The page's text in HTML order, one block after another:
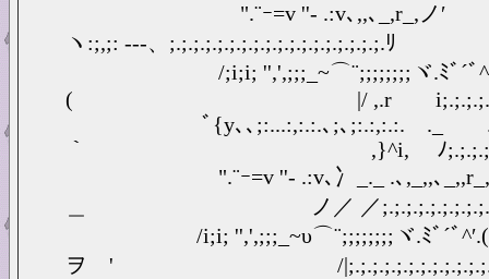
".¨ｰ=v ''‐ .:v､,,､_,r_,ノ
ヽ:;,;: -‐‐、;.;.;.;.;.;.;.;.;.;.;.;.;.;.;.;.;.;.ﾘ
/;i;i; '',',;;;_~⌒¨;;;;;;;;ヾ.ﾐﾞ´ﾞ
( |/ ,.r
ﾞ{y､､;:...:,:.:.､;､;:.:,:.:. ._ .
｀ ,}^i, ﾉ
".¨ｰ=v ''‐ .:v､冫_._ .､,_,,､
＿ ノ／ ／
/i;i; '',',;;;_~υ⌒¨;;;;;;;;ヾ.ﾐﾞ´ﾞ^′.("
ヲ ' /